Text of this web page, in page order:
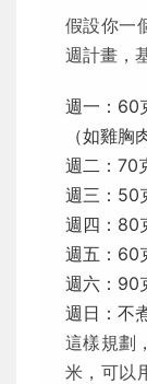
假設你一
週計畫，
週一：60
（如雞胸
週二：70
週三：50
週四：80
週五：60
週六：90
週日：不
這樣規劃
米，可以